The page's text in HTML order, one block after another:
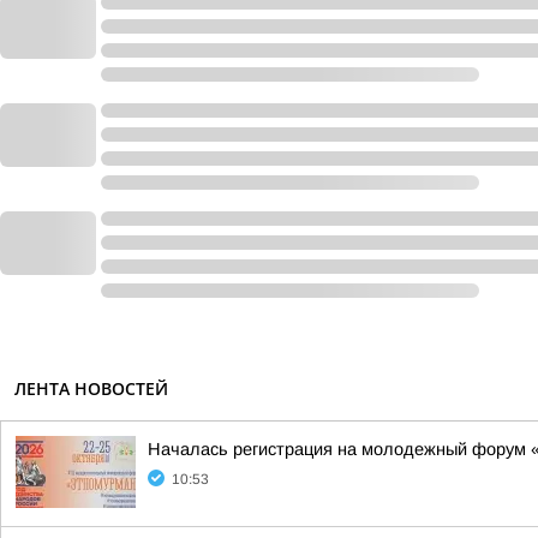
ЛЕНТА НОВОСТЕЙ
Началась регистрация на молодежный форум
10:53